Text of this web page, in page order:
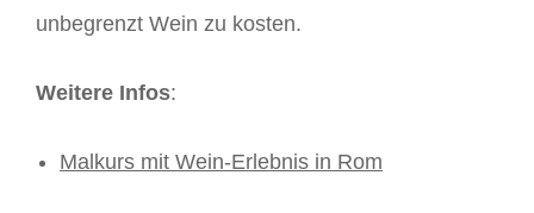
unbegrenzt Wein zu kosten.
Weitere Infos:
Malkurs mit Wein-Erlebnis in Rom